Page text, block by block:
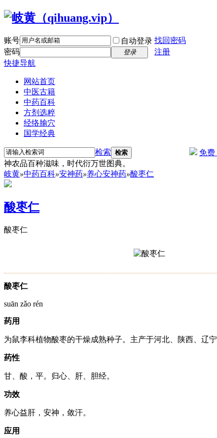
账号 自动登录 找回密码
密码
登录
注册
快捷导航
网站首页
中医古籍
中药百科
方剂选粹
经络腧穴
国学经典
检索 检索 免费
神农品百种滋味，时代衍万世图典。
岐黄»中药百科»安神药»养心安神药»酸枣仁
酸枣仁
酸枣仁
酸枣仁
suān zǎo rén
药用
为鼠李科植物酸枣的干燥成熟种子。主产于河北、陕西、辽
药性
甘、酸，平。归心、肝、胆经。
功效
养心益肝，安神，敛汗。
应用